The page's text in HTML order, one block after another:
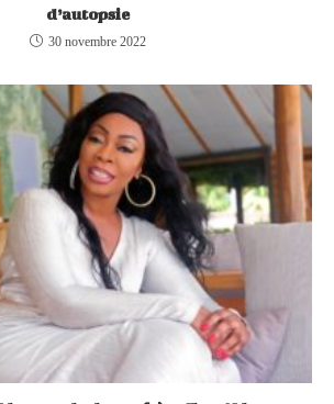
d’autopsie
30 novembre 2022